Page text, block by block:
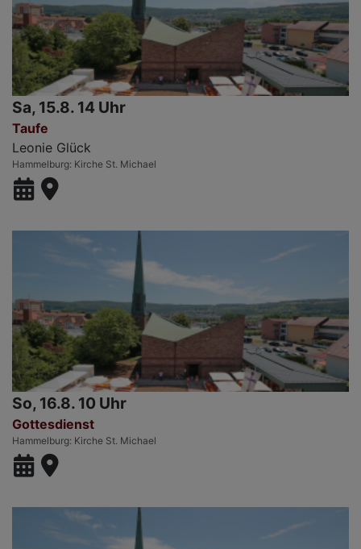
Sa, 15.8. 14 Uhr
Taufe
Leonie Glück
Hammelburg Kirche St. Michael
So, 16.8. 10 Uhr
Gottesdienst
Hammelburg Kirche St. Michael